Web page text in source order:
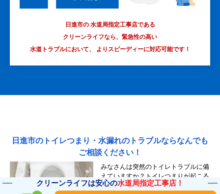
日進市の 水道局指定工事店である
クリーンライフなら、緊急性の高い
水道トラブルにおいて、
よりスピーディーに対応可能です！
日進市のトイレつまり・水漏れのトラブルならなんでも
ご相談ください！
みなさんは突然のトイレトラブルに備
えていますか？トイレつまりが起こる
と、水の流れが悪くなり、最終的には
クリーンライフは安心の水道局指定工事店！